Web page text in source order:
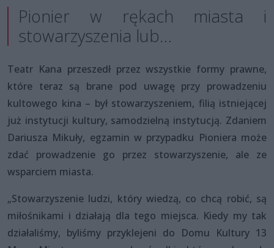
Pionier w rękach miasta i
stowarzyszenia lub…
Teatr Kana przeszedł przez wszystkie formy prawne,
które teraz są brane pod uwagę przy prowadzeniu
kultowego kina – był stowarzyszeniem, filią istniejącej
już instytucji kultury, samodzielną instytucją. Zdaniem
Dariusza Mikuły, egzamin w przypadku Pioniera może
zdać prowadzenie go przez stowarzyszenie, ale ze
wsparciem miasta.
„Stowarzyszenie ludzi, który wiedzą, co chcą robić, są
miłośnikami i działają dla tego miejsca. Kiedy my tak
działaliśmy, byliśmy przyklejeni do Domu Kultury 13